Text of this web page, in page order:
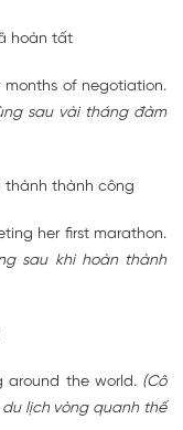
hoàn tất
months of negotiation.
sau vài tháng đàm
thành công
her first marathon.
sau khi hoàn thành
around the world. (Cô
lịch vòng quanh thế